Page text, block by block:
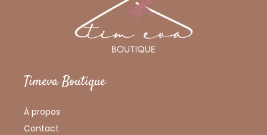
Timeva Boutique
À propos
Contact